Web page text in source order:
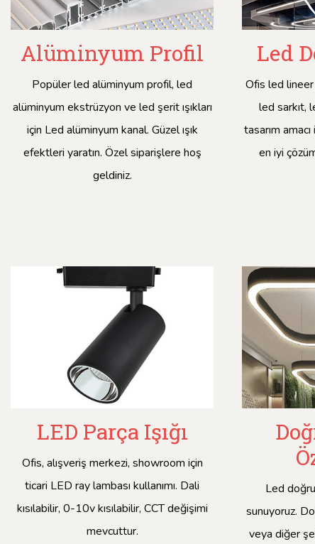
Alüminyum Profil
Popüler led alüminyum profil, led
alüminyum ekstrüzyon ve led şerit ışıkları
için Led alüminyum kanal. Güzel ışık
efektleri yaratın. Özel siparişlere hoş
geldiniz.
Led
Ofis led lineer
led sarkıt,
tasarım
en iyi
LED Parça Işığı
Ofis, alışveriş merkezi, showroom için
ticari LED ray lambası kullanımı. Dali
kısılabilir, 0-10v kısılabilir, CCT değişimi
mevcuttur.
Led
sunuyoruz.
veya diğer